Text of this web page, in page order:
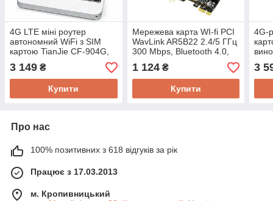
4G LTE міні роутер
автономний WiFi з SIM
картою TianJie CF-904G,
150 Мбіт/с, роздача
файлів з TF карти
3 149 ₴
Купити
Мережева карта WI-fi PCI
WavLink AR5B22 2.4/5 ГГц
300 Mbps, Bluetooth 4.0,
потужні антени 5 дБ
1 124₴
Купити
4G-
3
Про нас
100% позитивних з 618 відгуків за рік
Працює з 17.03.2013
м. Кропивницький